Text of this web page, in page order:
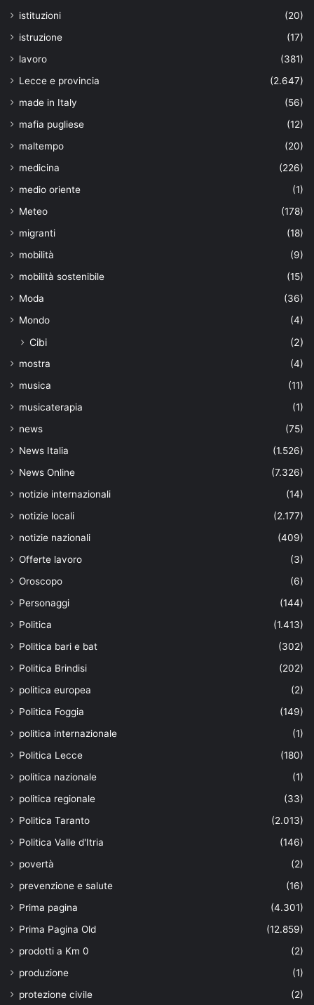
istituzioni
(20)
istruzione
(17)
lavoro
(381)
Lecce e provincia
(2.647)
made in Italy
(56)
mafia pugliese
(12)
maltempo
(20)
medicina
(226)
medio oriente
(1)
Meteo
(178)
migranti
(18)
mobilità
(9)
mobilità sostenibile
(15)
Moda
(36)
Mondo
(4)
Cibi (2)
mostra
(4)
musica
(11)
musicaterapia
(1)
news
(75)
News Italia
(1.526)
News Online
(7.326)
notizie internazionali
(14)
notizie locali
(2.177)
notizie nazionali
(409)
Offerte lavoro
(3)
Oroscopo
(6)
Personaggi
(144)
Politica
(1.413)
Politica bari e bat
(302)
Politica Brindisi
(202)
politica europea
(2)
Politica Foggia
(149)
politica internazionale
(1)
Politica Lecce
(180)
politica nazionale
(1)
politica regionale
(33)
Politica Taranto
(2.013)
Politica Valle d'Itria
(146)
povertà
(2)
prevenzione e salute
(16)
Prima pagina
(4.301)
Prima Pagina Old
(12.859)
prodotti a Km 0
(2)
produzione
(1)
protezione civile
(2)